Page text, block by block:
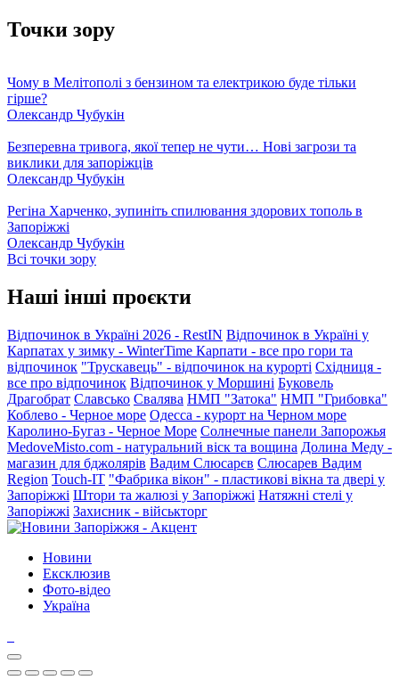
Точки зору
Чому в Мелітополі з бензином та електрикою буде тільки
гірше?
Олександр Чубукін
Безперевна тривога, якої тепер не чути… Нові загрози та
виклики для запоріжців
Олександр Чубукін
Регіна Харченко, зупиніть спилювання здорових тополь в
Запоріжжі
Олександр Чубукін
Всі точки зору
Наші інші проєкти
Відпочинок в Україні 2026 - RestIN Відпочинок в Україні у
Карпатах у зимку - WinterTime Карпати - все про гори та
відпочинок "Трускавець" - відпочинок на курорті Східниця -
все про відпочинок Відпочинок у Моршині Буковель
Драгобрат Славсько Свалява НМП "Затока" НМП "Грибовка"
Коблево - Черное море Одесса - курорт на Черном море
Каролино-Бугаз - Черное Море Солнечные панели Запорожья
MedoveMisto.com - натуральний віск та вощина Долина Меду -
магазин для бджолярів Вадим Слюсарєв Слюсарев Вадим
Region Touch-IT "Фабрика вікон" - пластикові вікна та двері у
Запоріжжі Штори та жалюзі у Запоріжжі Натяжні стелі у
Запоріжжі Захисник - військторг
Новини
Ексклюзив
Фото-відео
Україна